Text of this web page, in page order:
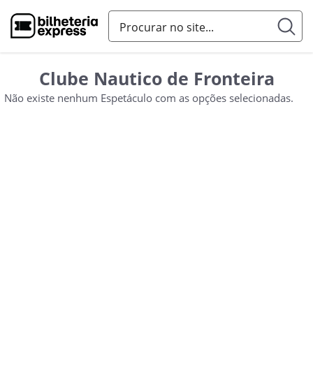
Clube Nautico de Fronteira
Não existe nenhum Espetáculo com as opções selecionadas.